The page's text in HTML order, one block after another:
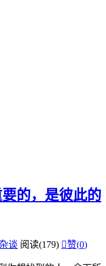
的，是彼此的
杂谈 阅读(179) 赞(0)